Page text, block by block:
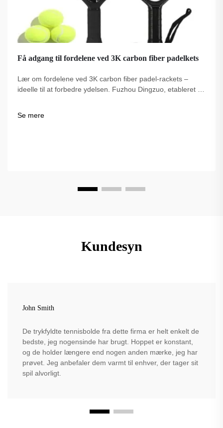
Få adgang til fordelene ved 3K carbon fiber padelkets
Lær om fordelene ved 3K carbon fiber padel-rackets –
ideelle til at forbedre ydelsen. Fuzhou Dingzuo, etableret i
Se mere
Kundesyn
John Smith
De trykfyldte tennisbolde fra dette firma er helt enkelt de
bedste, jeg nogensinde har brugt. Hoppet er konstant,
og de holder længere end nogen anden mærke, jeg har
prøvet. Jeg anbefaler dem varmt til enhver, der tager sit
spil alvorligt.